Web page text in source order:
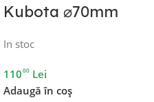
Kubota ⌀70mm
In stoc
11000 Lei
Adaugă în coș